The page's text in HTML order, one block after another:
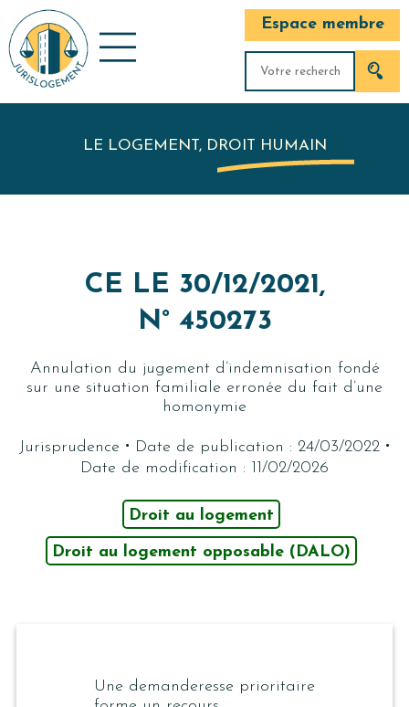
Espace membre
LE LOGEMENT, DROIT HUMAIN
CE LE 30/12/2021,
N° 450273
Annulation du jugement d’indemnisation fondé
sur une situation familiale erronée du fait d’une
homonymie
Jurisprudence · Date de publication : 24/03/2022 ·
Date de modification : 11/02/2026
Droit au logement
Droit au logement opposable (DALO)
Une demanderesse prioritaire